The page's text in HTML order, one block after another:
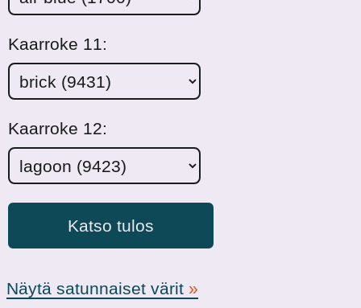
Kaarroke 11:
Kaarroke 12:
Katso tulos
Näytä satunnaiset värit